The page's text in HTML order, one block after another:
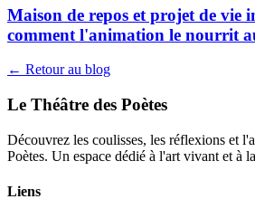
Maison de repos et projet de vie
comment l'animation le nourrit
← Retour au blog
Le Théâtre des Poètes
Découvrez les coulisses, les réflexions et
Poètes. Un espace dédié à l'art vivant et à
Liens